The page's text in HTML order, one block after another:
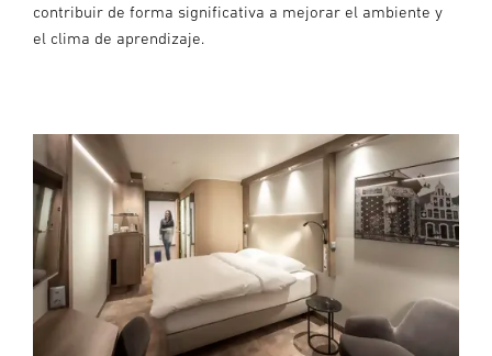
contribuir de forma significativa a mejorar el ambiente y
el clima de aprendizaje.